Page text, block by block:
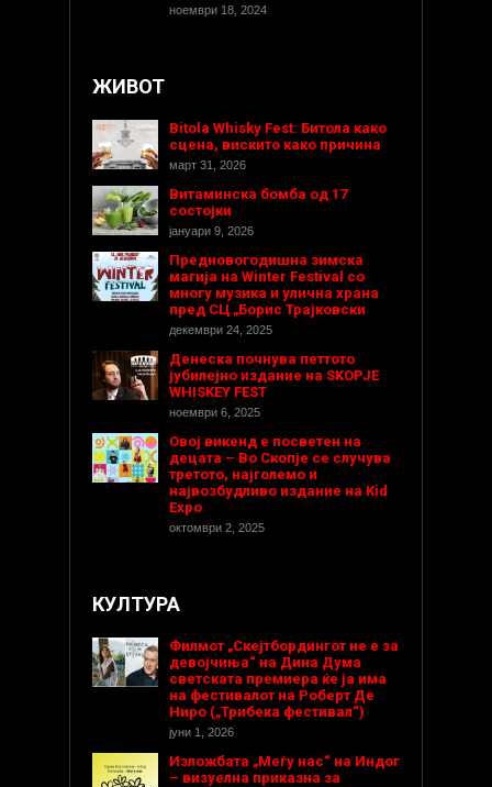
ноември 18, 2024
ЖИВОТ
Bitola Whisky Fest: Битола како
сцена, вискито како причина
март 31, 2026
Витаминска бомба од 17
состојки
јануари 9, 2026
Предновогодишнa зимска
магија на Winter Festival со
многу музика и улична храна
пред СЦ „Борис Трајковски
декември 24, 2025
Денеска почнува петтото
јубилејно издание на SKOPJE
WHISKEY FEST
ноември 6, 2025
Овој викенд е посветен на
децата – Во Скопје се случува
третото, најголемо и
највозбудливо издание на Kid
Expo
октомври 2, 2025
КУЛТУРА
Филмот „Скејтбордингот не е за
девојчиња“ на Дина Дума
светската премиера ќе ја има
на фестивалот на Роберт Де
Ниро („Трибека фестивал“)
јуни 1, 2026
Изложбата „Меѓу нас“ на Индог
– визуелна приказна за